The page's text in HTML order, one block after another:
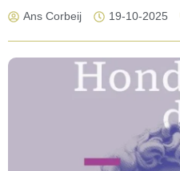
Ans Corbeij 19-10-2025